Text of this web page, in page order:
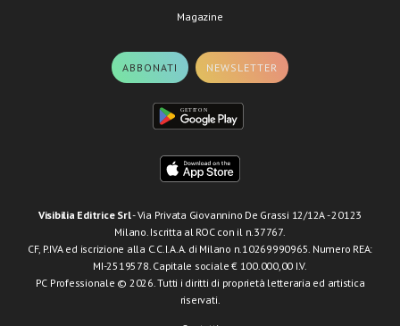
Magazine
ABBONATI NEWSLETTER
Visibilia Editrice Srl- Via Privata Giovannino De Grassi 12/12A - 20123
Milano. Iscritta al ROC con il n.37767.
CF, P.IVA ed iscrizione alla C.C.I.A.A. di Milano n.10269990965. Numero REA:
MI-2519578. Capitale sociale € 100.000,00 I.V.
PC Professionale © 2026. Tutti i diritti di proprietà letteraria ed artistica
riservati.